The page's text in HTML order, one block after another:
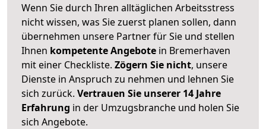
Wenn Sie durch Ihren alltäglichen Arbeitsstress
nicht wissen, was Sie zuerst planen sollen, dann
übernehmen unsere Partner für Sie und stellen
Ihnen kompetente Angebote in Bremerhaven
mit einer Checkliste. Zögern Sie nicht, unsere
Dienste in Anspruch zu nehmen und lehnen Sie
sich zurück. Vertrauen Sie unserer 14 Jahre
Erfahrung in der Umzugsbranche und holen Sie
sich Angebote.